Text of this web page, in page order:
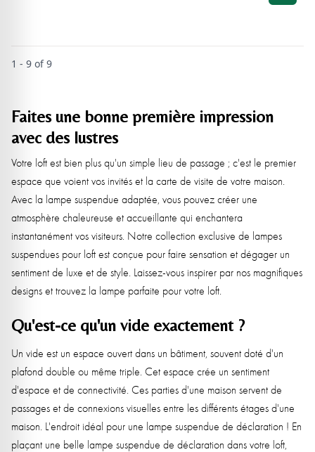
1 - 9 of 9
Faites une bonne première impression
avec des lustres
Votre loft est bien plus qu'un simple lieu de passage ; c'est le premier
espace que voient vos invités et la carte de visite de votre maison.
Avec la lampe suspendue adaptée, vous pouvez créer une
atmosphère chaleureuse et accueillante qui enchantera
instantanément vos visiteurs. Notre collection exclusive de lampes
suspendues pour loft est conçue pour faire sensation et dégager un
sentiment de luxe et de style. Laissez-vous inspirer par nos magnifiques
designs et trouvez la lampe parfaite pour votre loft.
Qu'est-ce qu'un vide exactement ?
Un vide est un espace ouvert dans un bâtiment, souvent doté d'un
plafond double ou même triple. Cet espace crée un sentiment
d'espace et de connectivité. Ces parties d'une maison servent de
passages et de connexions visuelles entre les différents étages d'une
maison. L'endroit idéal pour une lampe suspendue de déclaration ! En
plaçant une belle lampe suspendue de déclaration dans votre loft,